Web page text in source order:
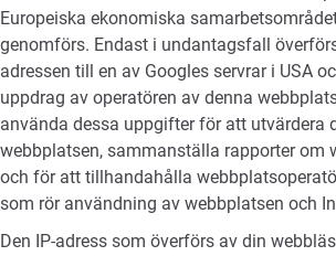
Europeiska ekonomiska
genomförs. Endast i undantagsfall
adressen till en av Googles servrar i USA
uppdrag av operatören av denna
använda dessa uppgifter för att utvärdera
webbplatsen, sammanställa rapporter om
och för att tillhandahålla
som rör användning av webbplatsen och
Den IP-adress som överförs av din